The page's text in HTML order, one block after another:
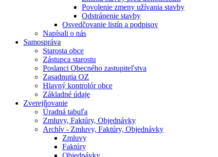
Povolenie zmeny užívania stavby
Odstránenie stavby
Osvedčovanie listín a podpisov
Napísali o nás
Samospráva
Starosta obce
Zástupca starostu
Poslanci Obecného zastupiteľstva
Zasadnutia OZ
Hlavný kontrolór obce
Základné údaje
Zverejňovanie
Úradná tabuľa
Zmluvy, Faktúry, Objednávky
Archív - Zmluvy, Faktúry, Objednávky
Zmluvy
Faktúry
Objednávky